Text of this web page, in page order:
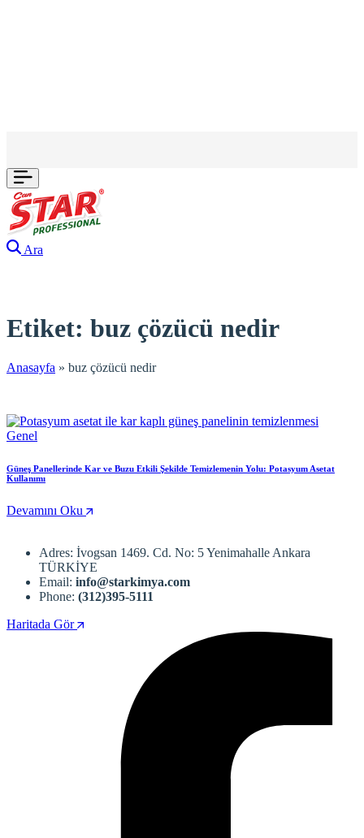
Ara
Etiket: buz çözücü nedir
Anasayfa » buz çözücü nedir
Genel
Güneş Panellerinde Kar ve Buzu Etkili Şekilde Temizlemenin Yolu: Potasyum Asetat
Kullanımı
Devamını Oku
Adres: İvogsan 1469. Cd. No: 5 Yenimahalle Ankara
TÜRKİYE
Email: info@starkimya.com
Phone: (312)395-5111
Haritada Gör